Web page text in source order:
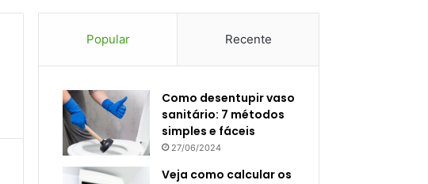
Popular Recente
Como desentupir vaso
sanitário: 7 métodos
simples e fáceis
27/06/2024
Veja como calcular os